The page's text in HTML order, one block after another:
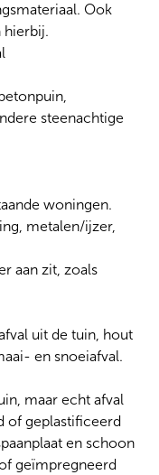
Ook
hierbij.
steenachtige
woningen.
metalen/ijzer,
aan zit, zoals
uit de tuin, hout
en snoeiafval.
maar echt afval
of geplastificeerd
en schoon
geïmpregneerd